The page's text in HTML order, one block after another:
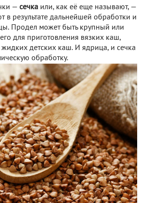
— сечка или, как её еще называют, —
в результате дальнейшей обработки и
Продел может быть крупный или
для приготовления вязких каш,
жидких детских каш. И ядрица, и сечка
обработку.